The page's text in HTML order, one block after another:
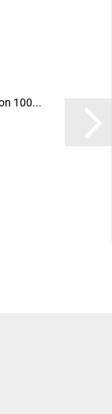
100...